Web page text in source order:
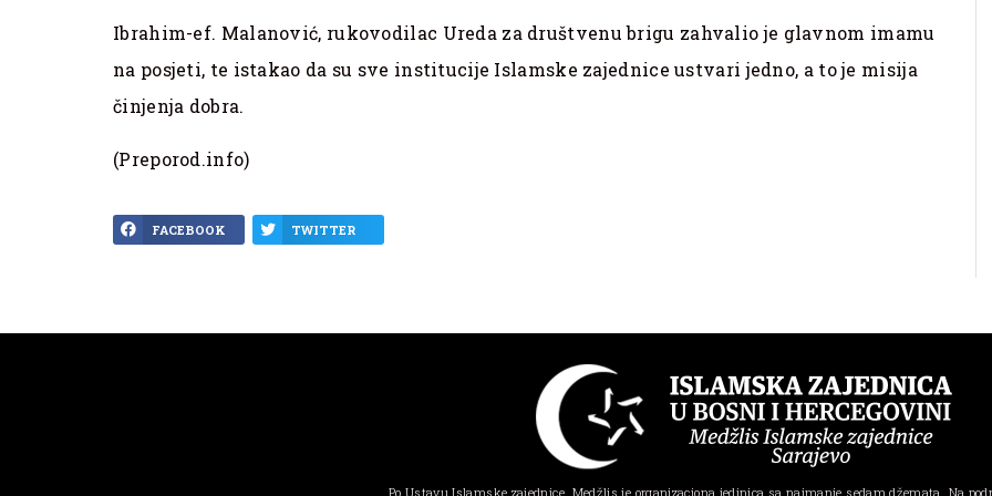
Ibrahim-ef. Malanović, rukovodilac Ureda za društvenu brigu zahvalio je glavnom imamu
na posjeti, te istakao da su sve institucije Islamske zajednice ustvari jedno, a to je misija
činjenja dobra.
(Preporod.info)
FACEBOOK TWITTER
Po Ustavu Islamske zajednice, Medžlis je organizaciona jedinica sa najmanje sedam džemata. Na